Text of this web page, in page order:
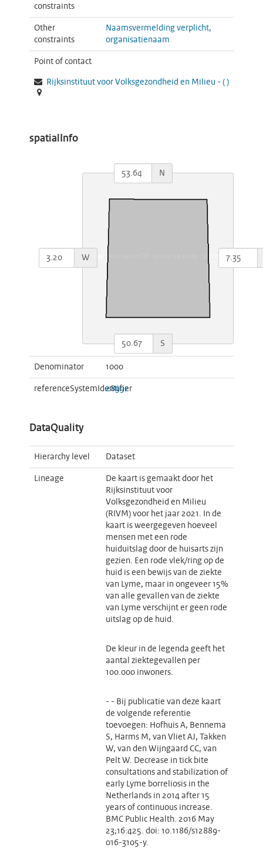
constraints
Other
constraints
Naamsvermelding verplicht,
organisatienaam
Point of contact
Rijksinstituut voor Volksgezondheid en Milieu - ( )
spatialInfo
N
S
W
Denominator 1000
referenceSystemIdentifier
28992
DataQuality
Hierarchy level Dataset
Lineage
De kaart is gemaakt door het
Rijksinstituut voor
Volksgezondheid en Milieu
(RIVM) voor het jaar 2021. In de
kaart is weergegeven hoeveel
mensen met een rode
huiduitslag door de huisarts zijn
gezien. Een rode vlek/ring op de
huid is een bewijs van de ziekte
van Lyme, maar in ongeveer 15%
van alle gevallen van de ziekte
van Lyme verschijnt er geen rode
uitslag op de huid.
De kleur in de legenda geeft het
aantal ziektegevallen per
100.000 inwoners.
- - Bij publicatie van deze kaart
de volgende referentie
toevoegen: Hofhuis A, Bennema
S, Harms M, van Vliet AJ, Takken
W, van den Wijngaard CC, van
Pelt W. Decrease in tick bite
consultations and stabilization of
early Lyme borreliosis in the
Netherlands in 2014 after 15
years of continuous increase.
BMC Public Health. 2016 May
23;16:425. doi: 10.1186/s12889-
016-3105-y.